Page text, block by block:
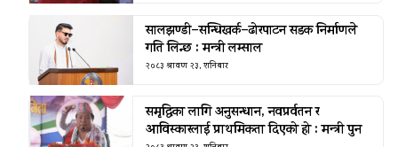
सालझण्डी–सन्धिखर्क–ढोरपाटन सडक निर्माणले
गति लिन्छ : मन्त्री लम्साल
२०८३ श्रावण २३, शनिबार
समृद्धिका लागि अनुसन्धान, नवप्रर्वतन र
आविस्कारलाई प्राथमिकता दिएको हो : मन्त्री पुन